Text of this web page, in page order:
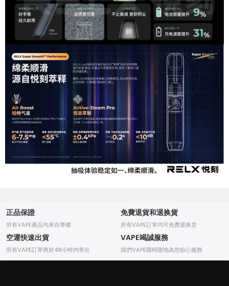
正品保證
所有VAPE產品均來自專櫃
免費退貨和退换貨
所有VAPE訂單均可免费退换货
空運快速出貨
所有VAPE訂單將於48小時内寄出
VAPE竭誠服務
我們VAPE随時随地為您贴心服務